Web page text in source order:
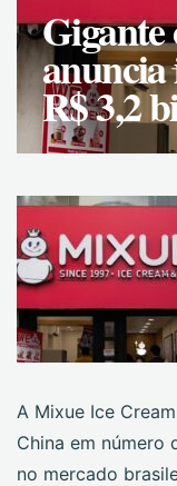
Gigante
anuncia
R$ 3,2
A Mixue Ice
China em número
no mercado